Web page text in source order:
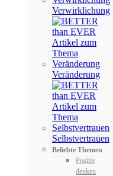
Verwirklichung
Veränderung
Selbstvertrauen
Beliebte Themen
Positiv
denken